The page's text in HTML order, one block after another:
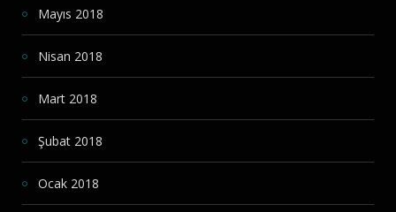
Mayıs 2018
Nisan 2018
Mart 2018
Şubat 2018
Ocak 2018